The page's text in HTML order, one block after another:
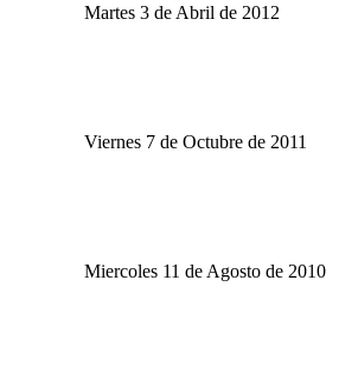
Martes 3 de Abril de 2012
Viernes 7 de Octubre de 2011
Miercoles 11 de Agosto de 2010